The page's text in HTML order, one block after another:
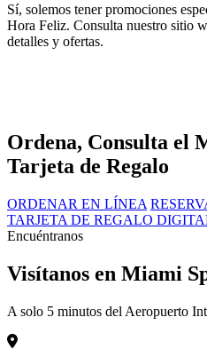
Sí, solemos tener promociones
Hora Feliz. Consulta nuestro sitio
detalles y ofertas.
Ordena, Consulta el
Tarjeta de Regalo
ORDENAR EN LÍNEA
TARJETA DE REGALO
Encuéntranos
Visítanos en Miami
A solo 5 minutos del Aeropuerto